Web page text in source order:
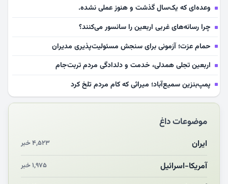
وعده‌ای که یک‌سال گذشت و هنوز عملی نشده.
چرا رسانه‌های غربی اربعین را سانسور می‌کنند؟
حمام عزت؛ آزمونی برای سنجش مسئولیت‌پذیری مدیران
اربعین تجلی همدلی، خدمت و دلدادگی مردم تربت‌جام
پمپ‌بنزین سمیع‌آباد؛ میراثی که کام مردم تلخ کرد
سلامت آینده‌سازان فوتبال قربانی بی‌توجهی مسئولان
بازخوانی رسانه‌ای اندیشه رهبر شهید
مشهدالرضا آقای شهید ایران را در آغوش کشید
مکن ای صبح طلوع
موضوعات داغ
ایران ۴,۵۲۳ خبر
آمریکا-اسرائیل ۱,۹۷۵ خبر